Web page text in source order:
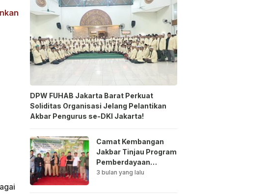
DPW FUHAB Jakarta Barat Perkuat
Soliditas Organisasi Jelang Pelantikan
Akbar Pengurus se-DKI Jakarta!
Camat Kembangan
Jakbar Tinjau Program
Pemberdayaan
Lingkungan di Bale
3 bulan yang lalu